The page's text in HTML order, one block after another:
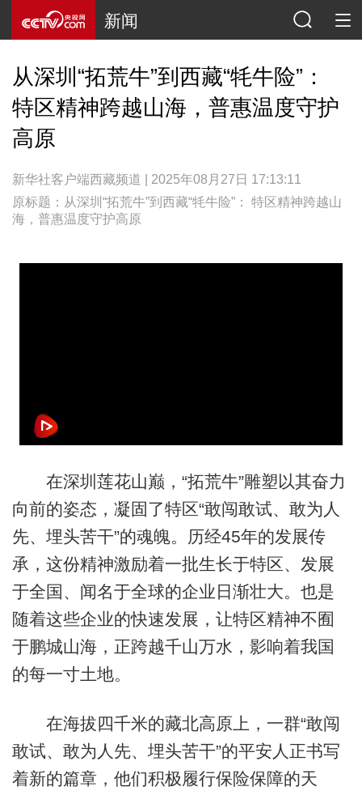
新闻
从深圳“拓荒牛”到西藏“牦牛险”：
特区精神跨越山海，普惠温度守护
高原
新华社客户端西藏频道 | 2025年08月27日 17:13:11
原标题：从深圳“拓荒牛”到西藏“牦牛险”： 特区精神跨越山
海，普惠温度守护高原
在深圳莲花山巅，“拓荒牛”雕塑以其奋力
向前的姿态，凝固了特区“敢闯敢试、敢为人
先、埋头苦干”的魂魄。历经45年的发展传
承，这份精神激励着一批生长于特区、发展
于全国、闻名于全球的企业日渐壮大。也是
随着这些企业的快速发展，让特区精神不囿
于鹏城山海，正跨越千山万水，影响着我国
的每一寸土地。
在海拔四千米的藏北高原上，一群“敢闯
敢试、敢为人先、埋头苦干”的平安人正书写
着新的篇章，他们积极履行保险保障的天